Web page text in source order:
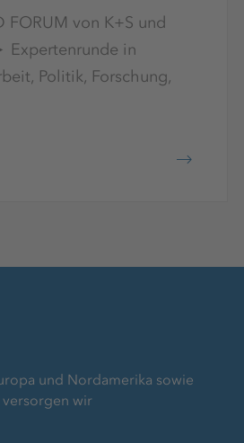
FORUM von K+S und
Expertenrunde in
Politik, Forschung,
und Nordamerika sowie
wir